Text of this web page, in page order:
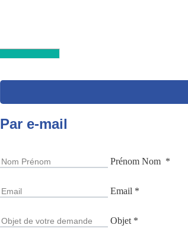
Par e-mail
Prénom Nom *
Email *
Objet *